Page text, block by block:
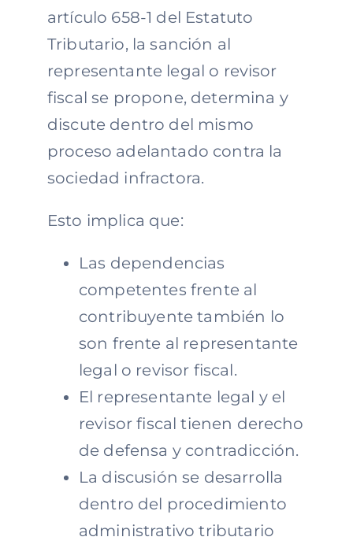
artículo 658-1 del Estatuto
Tributario, la sanción al
representante legal o revisor
fiscal se propone, determina y
discute dentro del mismo
proceso adelantado contra la
sociedad infractora.
Esto implica que:
Las dependencias
competentes frente al
contribuyente también lo
son frente al representante
legal o revisor fiscal.
El representante legal y el
revisor fiscal tienen derecho
de defensa y contradicción.
La discusión se desarrolla
dentro del procedimiento
administrativo tributario